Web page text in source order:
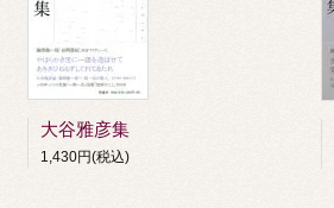
大谷雅彦集
1,430円(税込)